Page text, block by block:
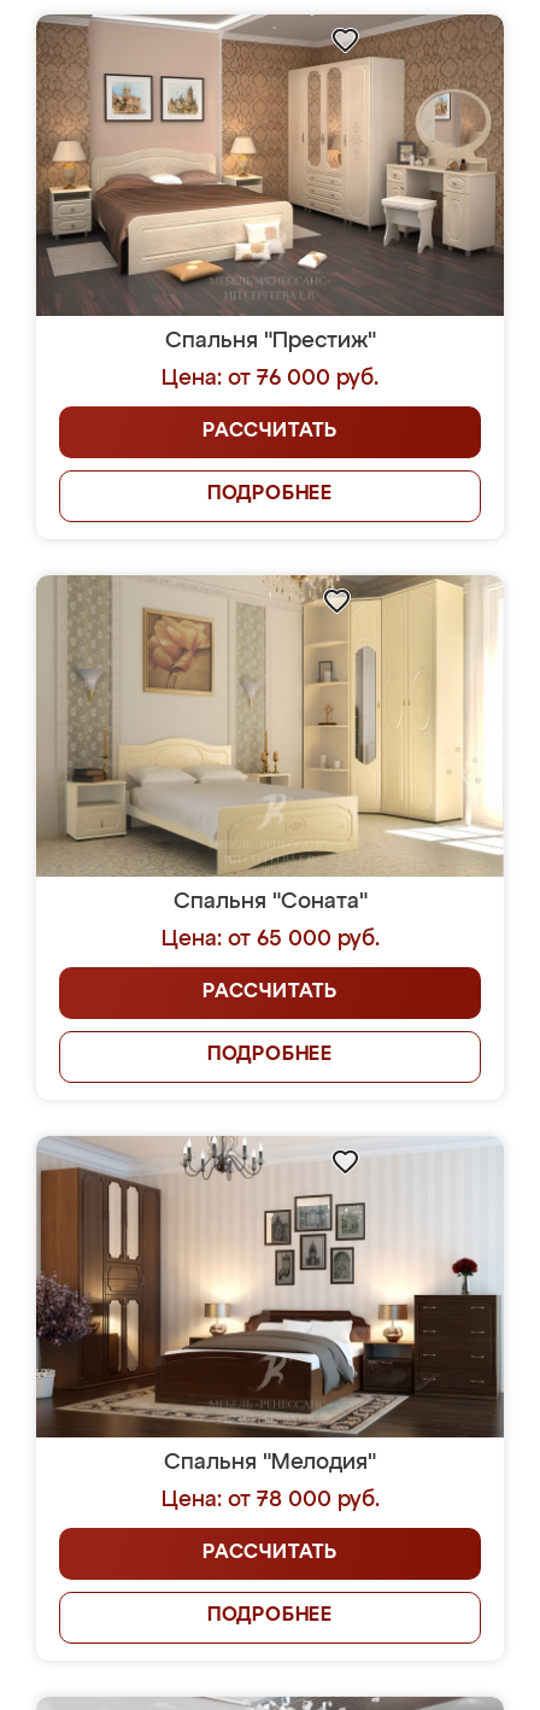
Спальня "Престиж"
Цена: от 76 000 руб.
РАССЧИТАТЬ
ПОДРОБНЕЕ
Спальня "Соната"
Цена: от 65 000 руб.
РАССЧИТАТЬ
ПОДРОБНЕЕ
Спальня "Мелодия"
Цена: от 78 000 руб.
РАССЧИТАТЬ
ПОДРОБНЕЕ